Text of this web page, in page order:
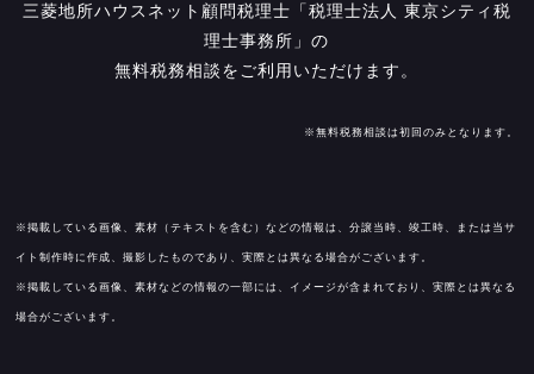
三菱地所ハウスネット顧問税理士「税理士法人 東京シティ税
理士事務所」の
無料税務相談をご利用いただけます。
※無料税務相談は初回のみとなります。
※掲載している画像、素材（テキストを含む）などの情報は、分譲当時、竣工時、または当サ
イト制作時に作成、撮影したものであり、実際とは異なる場合がございます。
※掲載している画像、素材などの情報の一部には、イメージが含まれており、実際とは異なる
場合がございます。